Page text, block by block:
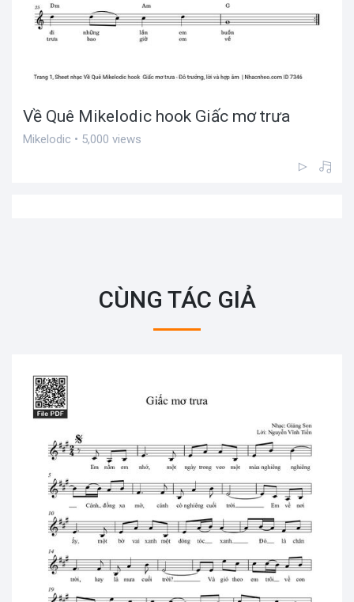
Về Quê Mikelodic hook Giấc mơ trưa
Mikelodic • 5,000 views
CÙNG TÁC GIẢ